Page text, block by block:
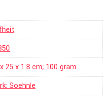
25 x 1.8 cm; 100 gram
Soehnle